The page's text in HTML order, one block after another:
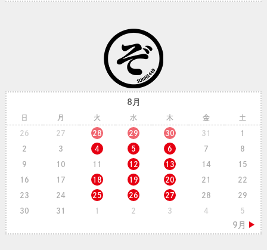
8月
日 月 火 水 木 金 土
26 27 28 29 30 31 1
2 3 4 5 6 7 8
9 10 11 12 13 14 15
16 17 18 19 20 21 22
23 24 25 26 27 28 29
30 31 1 2 3 4 5